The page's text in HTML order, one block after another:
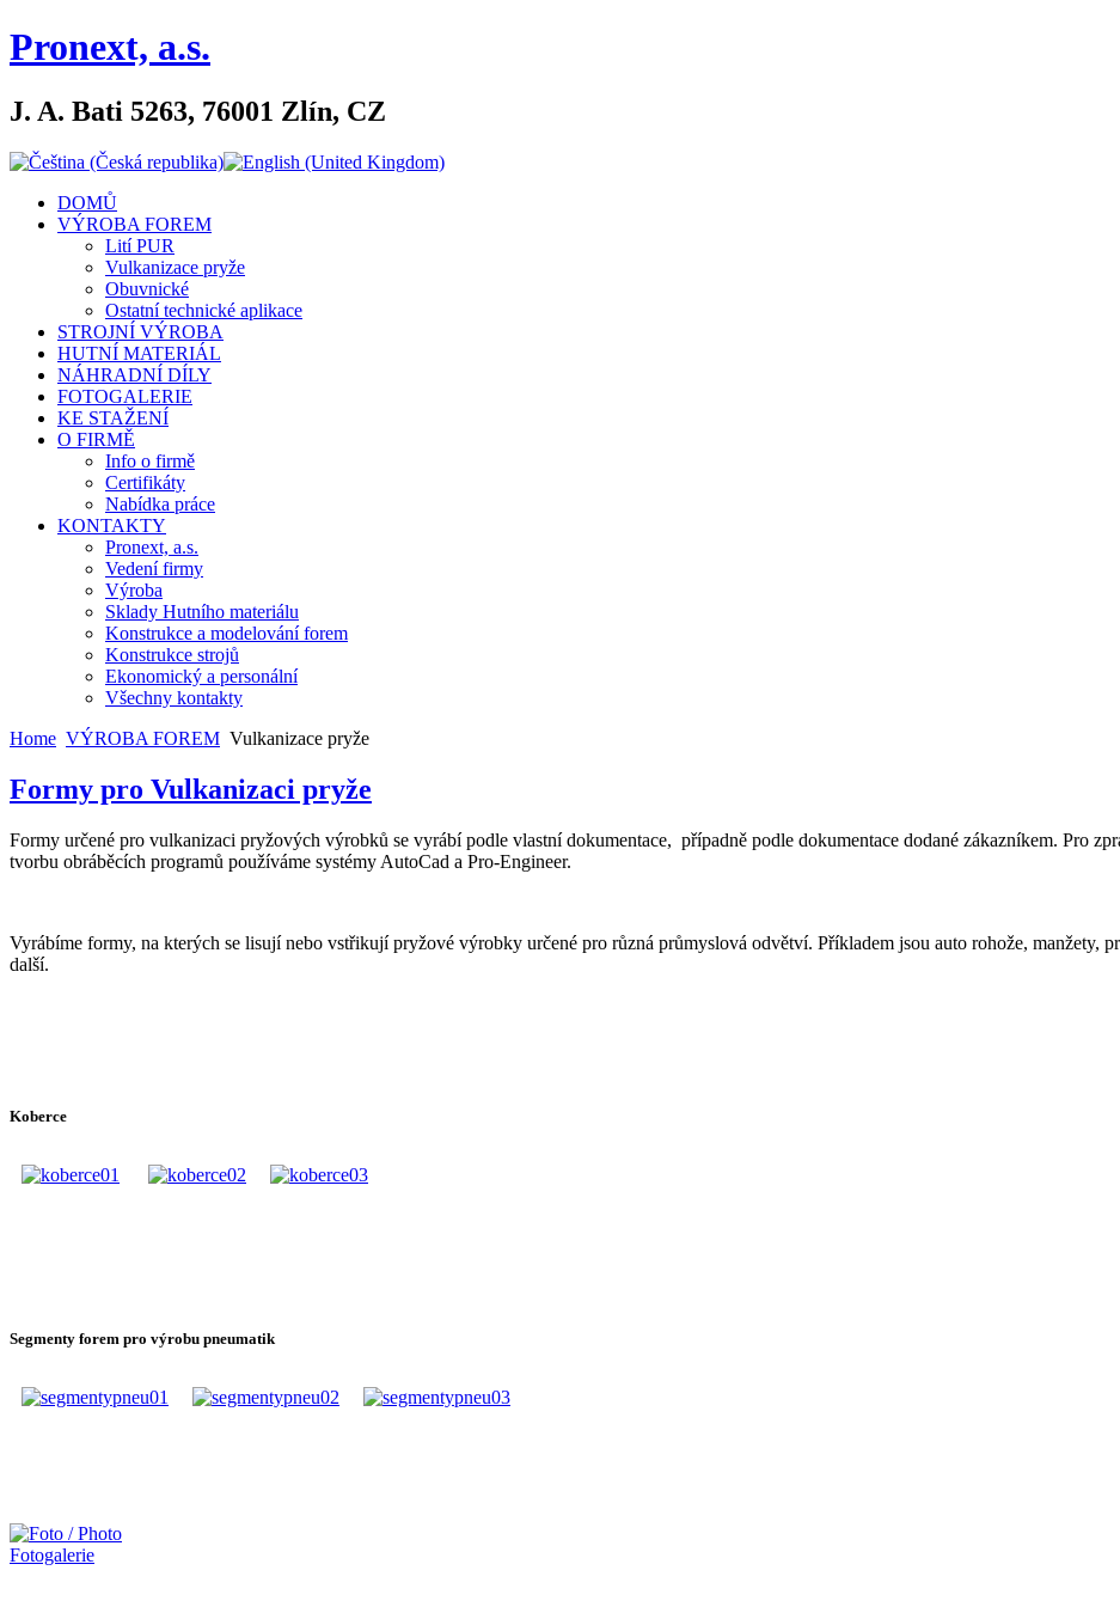
Pronext, a.s.
J. A. Bati 5263, 76001 Zlín, CZ
DOMŮ
VÝROBA FOREM
Lití PUR
Vulkanizace pryže
Obuvnické
Ostatní technické aplikace
STROJNÍ VÝROBA
HUTNÍ MATERIÁL
NÁHRADNÍ DÍLY
FOTOGALERIE
KE STAŽENÍ
O FIRMĚ
Info o firmě
Certifikáty
Nabídka práce
KONTAKTY
Pronext, a.s.
Vedení firmy
Výroba
Sklady Hutního materiálu
Konstrukce a modelování forem
Konstrukce strojů
Ekonomický a personální
Všechny kontakty
Home VÝROBA FOREM Vulkanizace pryže
Formy pro Vulkanizaci pryže
Formy určené pro vulkanizaci pryžových výrobků se vyrábí podle vlastní dokumentace, případně podle dokumentace dodané zákazníkem. Pro
tvorbu obráběcích programů používáme systémy AutoCad a Pro-Engineer.
Vyrábíme formy, na kterých se lisují nebo vstřikují pryžové výrobky určené pro různá průmyslová odvětví. Příkladem jsou auto rohože, manžety,
další.
Koberce
Segmenty forem pro výrobu pneumatik
Fotogalerie